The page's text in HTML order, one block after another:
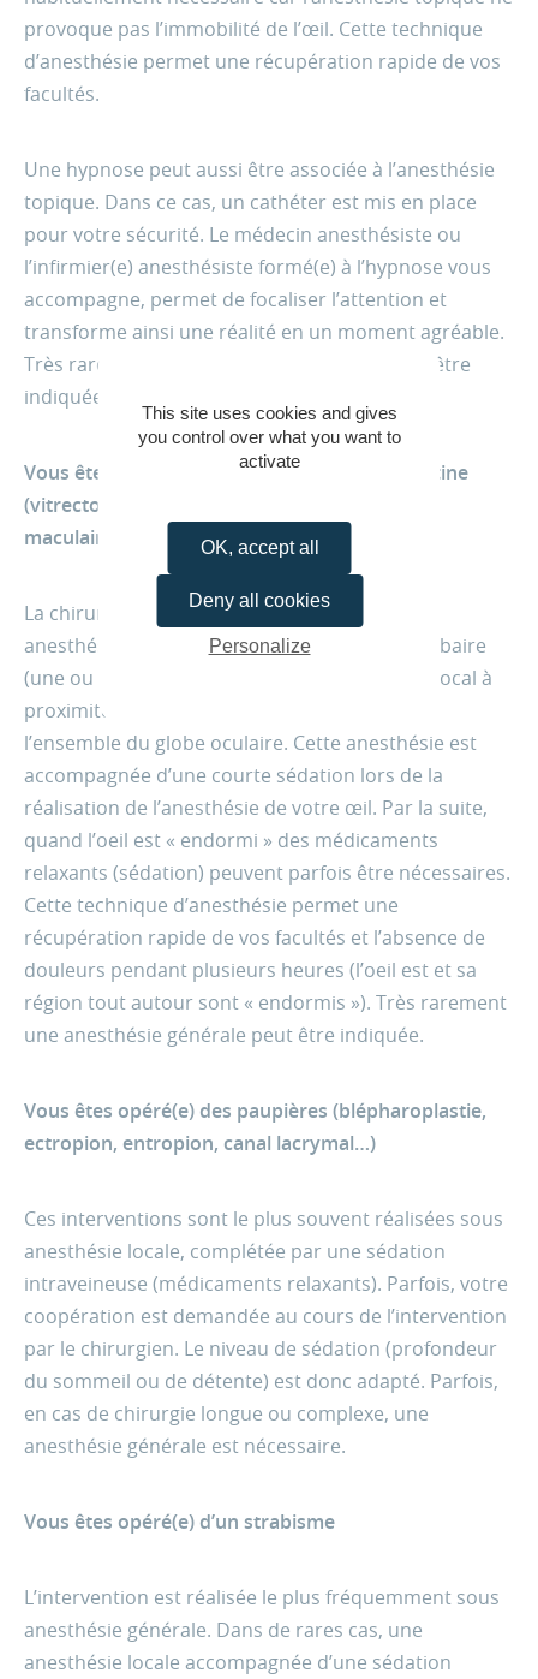
provoque pas l’immobilité de l’œil. Cette technique
d’anesthésie permet une récupération rapide de vos
facultés.
Une hypnose peut aussi être associée à l’anesthésie
topique. Dans ce cas, un cathéter est mis en place
pour votre sécurité. Le médecin anesthésiste ou
l’infirmier(e) anesthésiste formé(e) à l’hypnose vous
accompagne, permet de focaliser l’attention et
transforme ainsi une réalité en un moment agréable.
Très rarement une anesthésie générale peut être
indiquée.
Vous êtes opéré(e) d’un glaucome ou de la rétine
(vitrectomie, membrane épirétinienne, trou
maculaire, décollement de rétine…)
La chirurgie est le plus souvent réalisée sous
anesthésie loco-régionale : anesthésie péribulbaire
(une ou plusieurs injection(s) d’anesthésique local à
proximité de l’œil) qui permet d’anesthésier
l’ensemble du globe oculaire. Cette anesthésie est
accompagnée d’une courte sédation lors de la
réalisation de l’anesthésie de votre œil. Par la suite,
quand l’oeil est « endormi » des médicaments
relaxants (sédation) peuvent parfois être nécessaires.
Cette technique d’anesthésie permet une
récupération rapide de vos facultés et l’absence de
douleurs pendant plusieurs heures (l’oeil est et sa
région tout autour sont « endormis »). Très rarement
une anesthésie générale peut être indiquée.
Vous êtes opéré(e) des paupières (blépharoplastie,
ectropion, entropion, canal lacrymal…)
Ces interventions sont le plus souvent réalisées sous
anesthésie locale, complétée par une sédation
intraveineuse (médicaments relaxants). Parfois, votre
coopération est demandée au cours de l’intervention
par le chirurgien. Le niveau de sédation (profondeur
du sommeil ou de détente) est donc adapté. Parfois,
en cas de chirurgie longue ou complexe, une
anesthésie générale est nécessaire.
Vous êtes opéré(e) d’un strabisme
L’intervention est réalisée le plus fréquemment sous
anesthésie générale. Dans de rares cas, une
anesthésie locale accompagnée d’une sédation
This site uses cookies and gives
you control over what you want to
activate
OK, accept all
Deny all cookies
Personalize